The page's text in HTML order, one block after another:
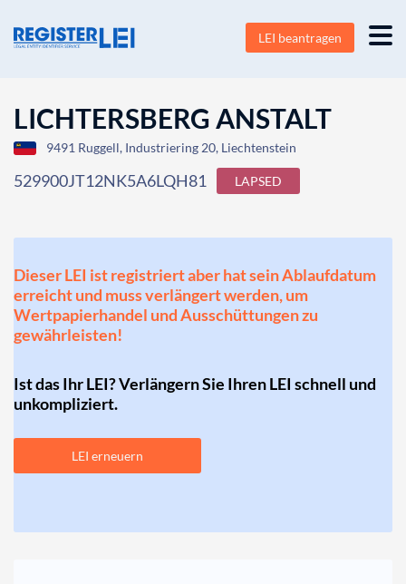
LEI beantragen
LICHTERSBERG ANSTALT
9491 Ruggell, Industriering 20, Liechtenstein
529900JT12NK5A6LQH81 LAPSED
Dieser LEI ist registriert aber hat sein Ablaufdatum
erreicht und muss verlängert werden, um
Wertpapierhandel und Ausschüttungen zu
gewährleisten!
Ist das Ihr LEI? Verlängern Sie Ihren LEI schnell und
unkompliziert.
LEI erneuern